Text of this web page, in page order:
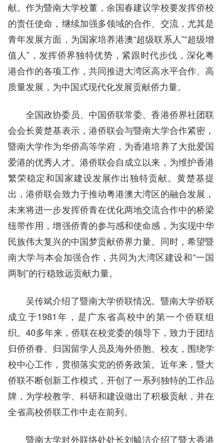
献。作为暨南大学校董，余国春建议学校要发挥侨校
的责任使命，继续加强多领域的合作、交流，尤其是
青年发展方面，为国家培养港澳“超级联系人”“超级增
值人”，发挥侨界独特优势，紧跟时代步伐，深化粤
港合作的各项工作，共同推进大湾区高水平合作、高
质量发展，为中国式现代化发展贡献侨力量。
全国政协委员、中国侨联常委、香港侨界社团联
会会长黄楚基表示，港侨联会与暨南大学合作紧密，
暨南大学作为华侨高等学府，为香港培养了大批爱国
爱港的优秀人才。港侨联会自成立以来，为维护香港
繁荣稳定和国家建设发展作出独特贡献。黄楚基提
出，港侨联会致力于推动粤港澳大湾区的融合发展，
未来将进一步发挥侨青在优化两地交流合作中的桥梁
纽带作用，增强侨青的参与感和使命感，为实现中华
民族伟大复兴的中国梦贡献侨界力量。同时，希望暨
南大学与本会加强合作，共同为大湾区建设和“一国
两制”的行稳致远贡献力量。
吴传斌介绍了暨南大学侨联情况。暨南大学侨联
成立于1981年，是广东省高校中的第一个侨联组
织。40多年来，侨联在校党委的领导下，致力于团结
归侨侨眷、归国留学人员及海外侨胞、校友，围绕学
校中心工作，贯彻落实党的侨务政策。近年来，暨大
侨联不断创新工作模式，开创了一系列独特的工作品
牌，为学校教学、科研和建设做出了积极贡献，并在
全省高校侨联工作中走在前列。
暨南大学对外联络处处长刘毓洁介绍了暨大香港